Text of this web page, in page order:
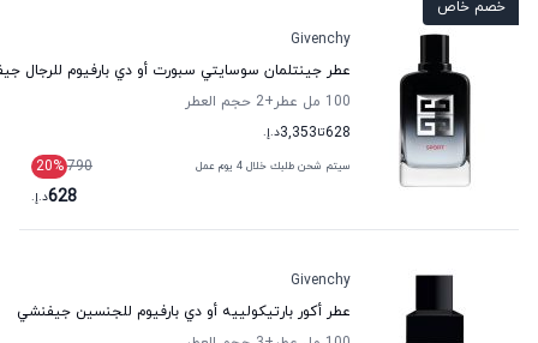
خصم خاص
Givenchy
عطر جينتلمان سوسايتي سبورت أو دي بارفيوم للرجال
100 مل عطر
+2
حجم العطر
628تا3,353د.إ.
سيتم شحن طلبك خلال 4 يوم عمل 790
20%
628د.إ.
Givenchy
عطر أكور بارتيكولييه أو دي بارفيوم للجنسين جيفنشي